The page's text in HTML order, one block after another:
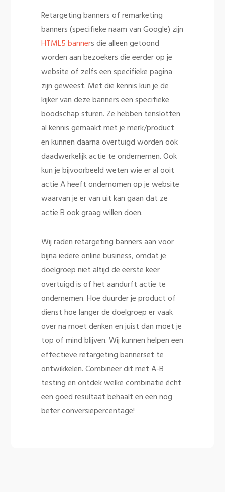
Retargeting banners of remarketing
banners (specifieke naam van Google) zijn
HTML5 banners die alleen getoond
worden aan bezoekers die eerder op je
website of zelfs een specifieke pagina
zijn geweest. Met die kennis kun je de
kijker van deze banners een specifieke
boodschap sturen. Ze hebben tenslotten
al kennis gemaakt met je merk/product
en kunnen daarna overtuigd worden ook
daadwerkelijk actie te ondernemen. Ook
kun je bijvoorbeeld weten wie er al ooit
actie A heeft ondernomen op je website
waarvan je er van uit kan gaan dat ze
actie B ook graag willen doen.
Wij raden retargeting banners aan voor
bijna iedere online business, omdat je
doelgroep niet altijd de eerste keer
overtuigd is of het aandurft actie te
ondernemen. Hoe duurder je product of
dienst hoe langer de doelgroep er vaak
over na moet denken en juist dan moet je
top of mind blijven. Wij kunnen helpen een
effectieve retargeting bannerset te
ontwikkelen. Combineer dit met A-B
testing en ontdek welke combinatie écht
een goed resultaat behaalt en een nog
beter conversiepercentage!